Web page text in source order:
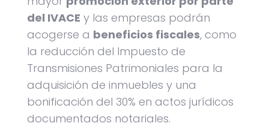
del IVACE y las empresas podrán
acogerse a beneficios fiscales, como
la reducción del Impuesto de
Transmisiones Patrimoniales para la
adquisición de inmuebles y una
bonificación del 30% en actos jurídicos
documentados notariales.